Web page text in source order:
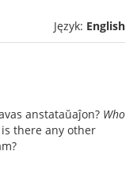
Język: English
anstataŭaĵon? Who
is there any other